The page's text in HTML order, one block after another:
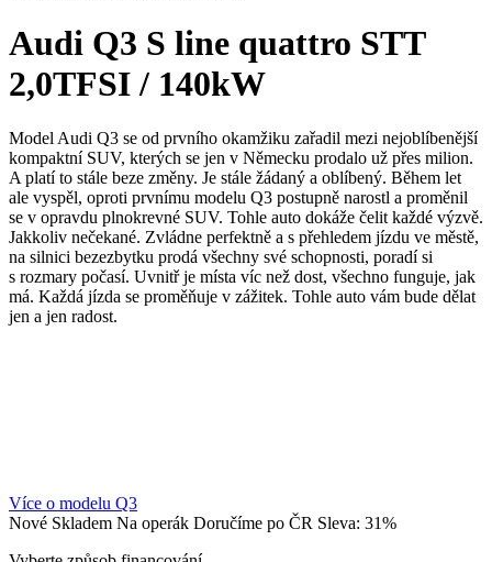
Audi Q3 S line quattro STT
2,0TFSI / 140kW
Model Audi Q3 se od prvního okamžiku zařadil mezi nejoblíbenější
kompaktní SUV, kterých se jen v Německu prodalo už přes milion.
A platí to stále beze změny. Je stále žádaný a oblíbený. Během let
ale vyspěl, oproti prvnímu modelu Q3 postupně narostl a proměnil
se v opravdu plnokrevné SUV. Tohle auto dokáže čelit každé výzvě.
Jakkoliv nečekané. Zvládne perfektně a s přehledem jízdu ve městě,
na silnici bezezbytku prodá všechny své schopnosti, poradí si
s rozmary počasí. Uvnitř je místa víc než dost, všechno funguje, jak
má. Každá jízda se proměňuje v zážitek. Tohle auto vám bude dělat
jen a jen radost.
Více o modelu Q3
Nové Skladem Na operák Doručíme po ČR Sleva: 31%